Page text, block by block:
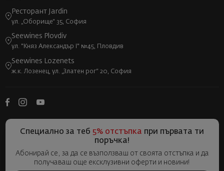
Ресторант Jardin
ул. „Оборище“ 35, София
Seewines Plovdiv
ул. "Княз Александър I" №45, Пловдив
Seewines Lozenets
ж.к. Лозенец, ул. „Златен рог“ 20, София
Специално за теб 5% отстъпка при първата ти
поръчка!
Абонирай се, за да се възползваш от своята отстъпка и да
получаваш още ексклузивни оферти и новини!